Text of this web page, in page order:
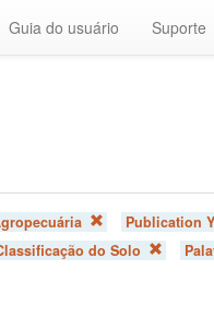
Guia do usuário Suporte
Publication
do Solo